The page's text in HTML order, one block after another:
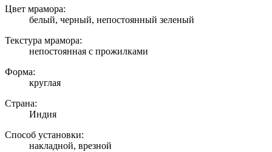
Цвет мрамора:
белый, черный, непостоянный зеленый
Текстура мрамора:
непостоянная с прожилками
Форма:
круглая
Страна:
Индия
Способ установки:
накладной, врезной